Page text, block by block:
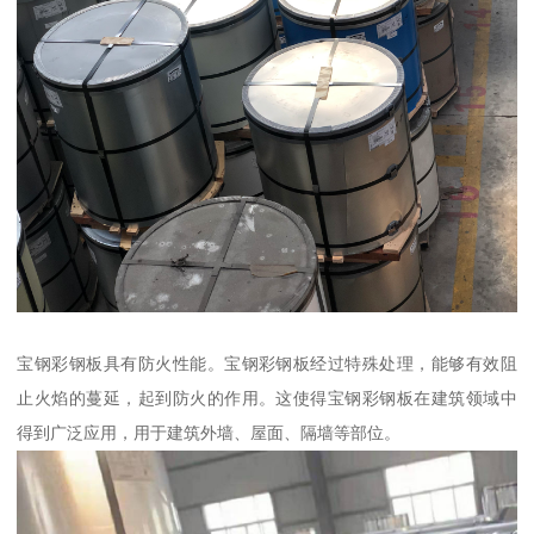
宝钢彩钢板具有防火性能。宝钢彩钢板经过特殊处理，能够有效阻
止火焰的蔓延，起到防火的作用。这使得宝钢彩钢板在建筑领域中
得到广泛应用，用于建筑外墙、屋面、隔墙等部位。